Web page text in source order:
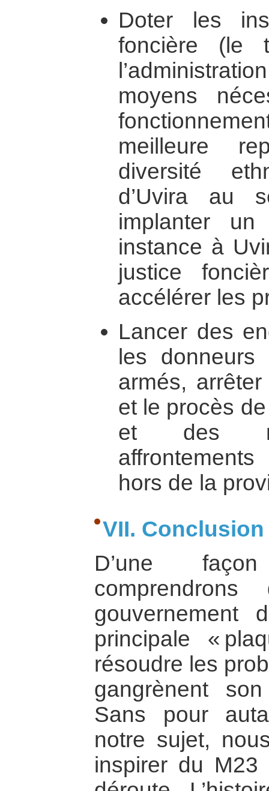
Doter les
foncière (le
moyens
meilleure
diversité
d’Uvira au
implanter
instance à
justice
accélérer les
Lancer des
les donneurs
armés, arrêter
et le procès
et des
affrontements
hors de la
VII. Conclusion
D’une
principale «
résoudre les
gangrènent
Sans pour
notre sujet,
inspirer du M23